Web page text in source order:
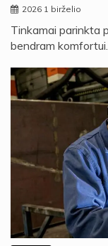
2026 1 birželio
Tinkamai parinkta
bendram